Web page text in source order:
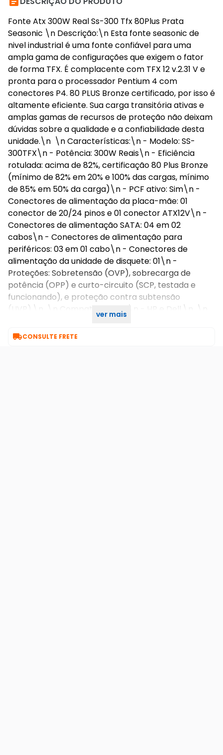
Fonte Atx 300W Real Ss-300 Tfx 80Plus Prata
Seasonic \n Descrição:\n Esta fonte seasonic de
nivel industrial é uma fonte confiável para uma
ampla gama de configurações que exigem o fator
de forma TFX. É complacente com TFX 12 v.2.31 V e
pronta para o processador Pentium 4 com
conectores P4. 80 PLUS Bronze certificado, por isso é
altamente eficiente. Sua carga transitória ativas e
amplas gamas de recursos de proteção não deixam
dúvidas sobre a qualidade e a confiabilidade desta
unidade.\n \n Características:\n - Modelo: SS-
300TFX\n - Potência: 300W Reais\n - Eficiência
rotulada: acima de 82%, certificação 80 Plus Bronze
(mínimo de 82% em 20% e 100% das cargas, mínimo
de 85% em 50% da carga)\n - PCF ativo: Sim\n -
Conectores de alimentação da placa-mãe: 01
conector de 20/24 pinos e 01 conector ATX12V\n -
Conectores de alimentação SATA: 04 em 02
cabos\n - Conectores de alimentação para
periféricos: 03 em 01 cabo\n - Conectores de
alimentação da unidade de disquete: 01\n -
Proteções: Sobretensão (OVP), sobrecarga de
potência (OPP) e curto-circuito (SCP, testada e
funcionando), e proteção contra subtensão
(UVP).\n \n Compatível com:\n - HP e Dell.\n \n
ver mais
CONSULTE FRETE